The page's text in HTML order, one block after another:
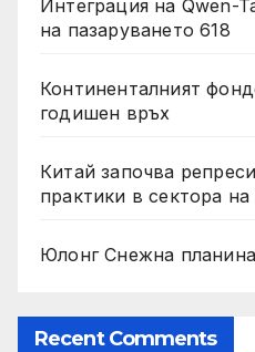
Интеграция на Qwen-
на пазаруването 618
Континенталният
годишен връх
Китай започва
практики в сектора на
Юлонг Снежна
Recent Comments